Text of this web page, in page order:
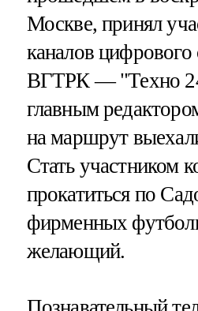
Москве, принял
каналов цифрового
ВГТРК — "Техно
главным
на маршрут
Стать участником
прокатиться по
фирменных
желающий.